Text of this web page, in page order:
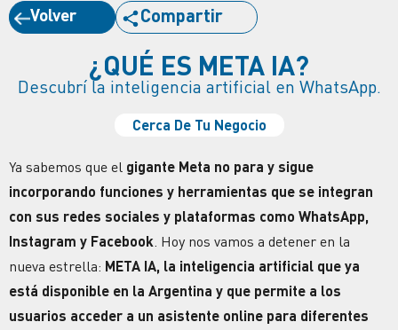
Volver Compartir
¿QUÉ ES META IA?
Descubrí la inteligencia artificial en WhatsApp.
Cerca De Tu Negocio
Ya sabemos que el gigante Meta no para y sigue
incorporando funciones y herramientas que se integran
con sus redes sociales y plataformas como WhatsApp,
Instagram y Facebook . Hoy nos vamos a detener en la
nueva estrella: META IA, la inteligencia artificial que ya
está disponible en la Argentina y que permite a los
usuarios acceder a un asistente online para diferentes